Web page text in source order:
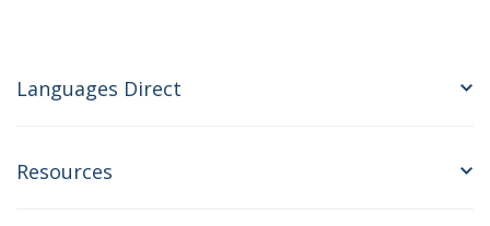
Languages Direct
Resources